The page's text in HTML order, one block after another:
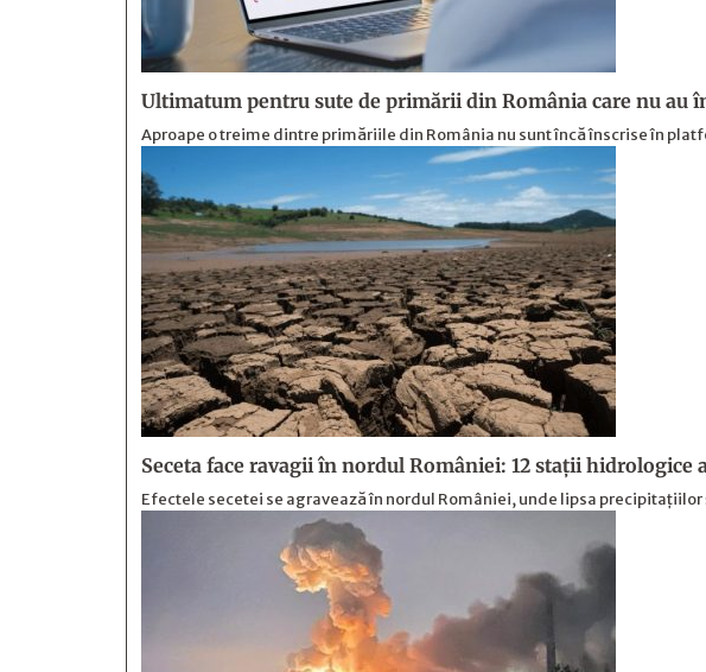
Ultimatum pentru sute de primării din România care nu au
Aproape o treime dintre primăriile din România nu sunt încă înscrise în
Seceta face ravagii în nordul României: 12 stații hidrologice
Efectele secetei se agravează în nordul României, unde lipsa